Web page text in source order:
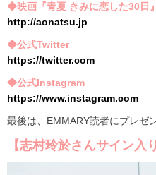
◆映画『青夏 きみに恋した30日
http://aonatsu.jp
◆公式Twitter
https://twitter.com
◆公式Instagram
https://www.instagram.com
最後は、EMMARY読者にプレゼ
【志村玲於さんサイン入